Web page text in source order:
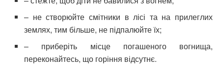
– не створюйте смітники в лісі та на прилеглих
землях, тим більше, не підпалюйте їх;
– приберіть місце погашеного вогнища,
переконайтесь, що горіння відсутнє.